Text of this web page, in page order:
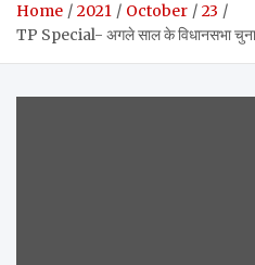
Home 2021 October
23
TP Special- अगले साल के विधानसभा